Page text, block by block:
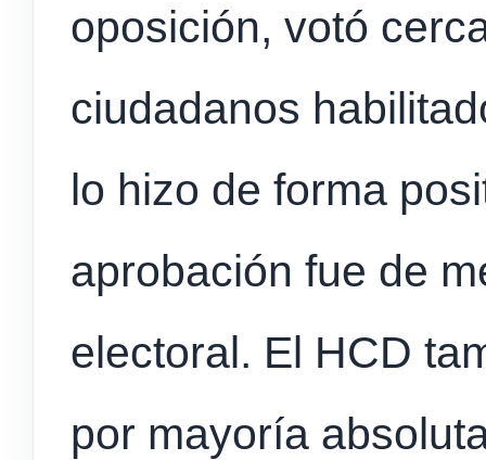
oposición, votó
ciudadanos
lo hizo de forma
aprobación fue de
electoral. El HCD
por mayoría